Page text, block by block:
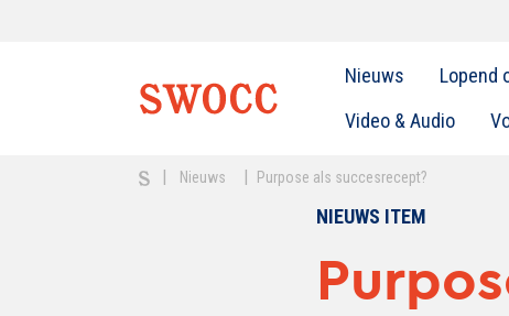
Nieuws Lopend
Video & Audio
| Nieuws | Purpose als succesrecept?
NIEUWS ITEM